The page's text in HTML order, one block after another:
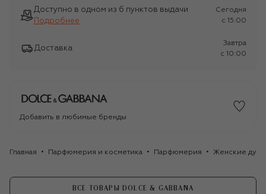
Доступно в одном из 6 пунктов выдачи
Подробнее
Сегодня
c 15:00
Доставка
Завтра
c 10:00
Добавить в любимые бренды
Главная Парфюмерия и косметика Парфюмерия Женские духи
ВСЕ ТОВАРЫ DOLCE & GABBANA